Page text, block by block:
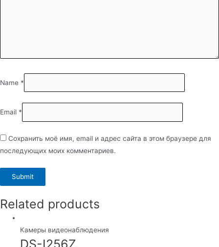
Name *
Email *
Сохранить моё имя, email и адрес сайта в этом браузере для
последующих моих комментариев.
Related products
Камеры видеонаблюдения